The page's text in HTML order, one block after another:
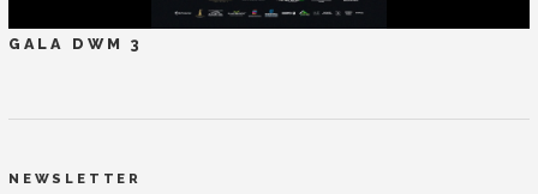
GALA DWM 3
NEWSLETTER